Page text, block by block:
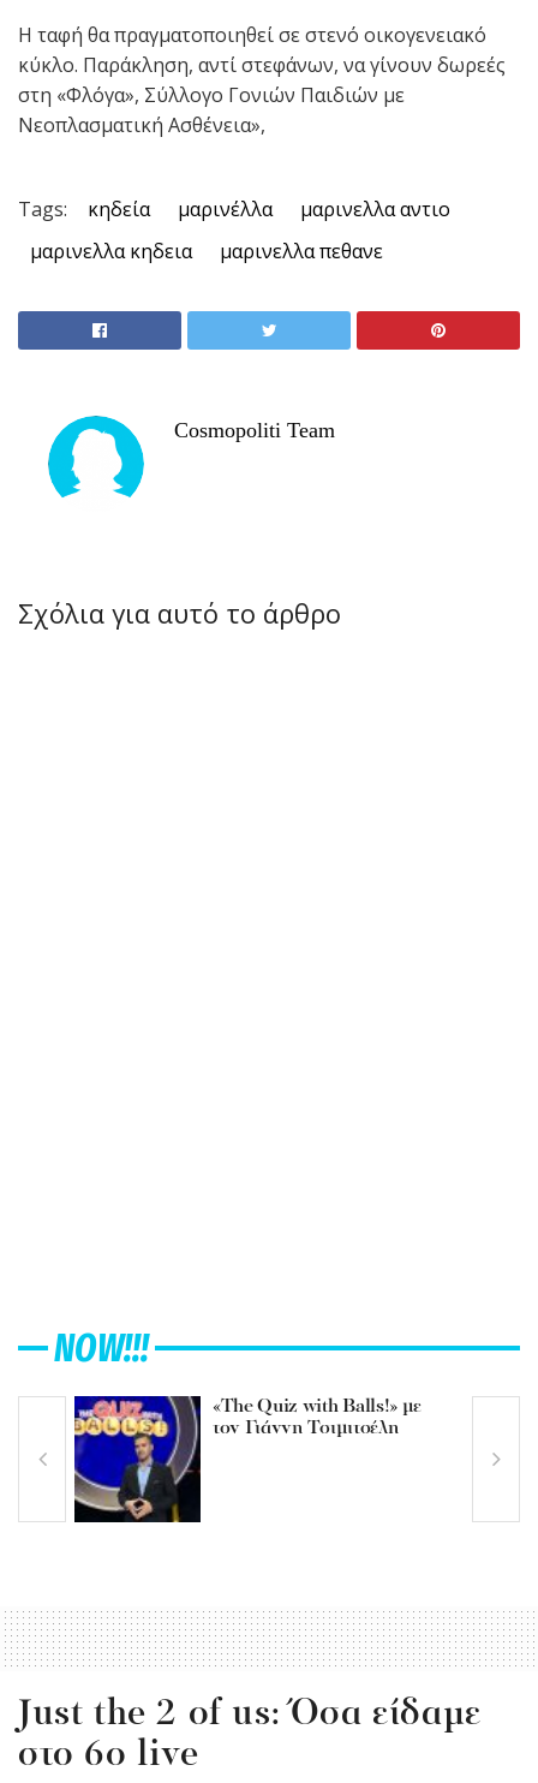
Η ταφή θα πραγματοποιηθεί σε στενό οικογενειακό
κύκλο. Παράκληση, αντί στεφάνων, να γίνουν δωρεές
στη «Φλόγα», Σύλλογο Γονιών Παιδιών με
Νεοπλασματική Ασθένεια»,
Tags: κηδεία μαρινέλλα
μαρινελλα αντιο
μαρινελλα κηδεια
μαρινελλα πεθανε
Cosmopoliti Team
Σχόλια για αυτό το άρθρο
NOW!!!
«The Quiz with Balls!» με
τον Γιάννη Τσιμιτσέλη
Just the 2 of us: Όσα είδαμε
στο 6ο live